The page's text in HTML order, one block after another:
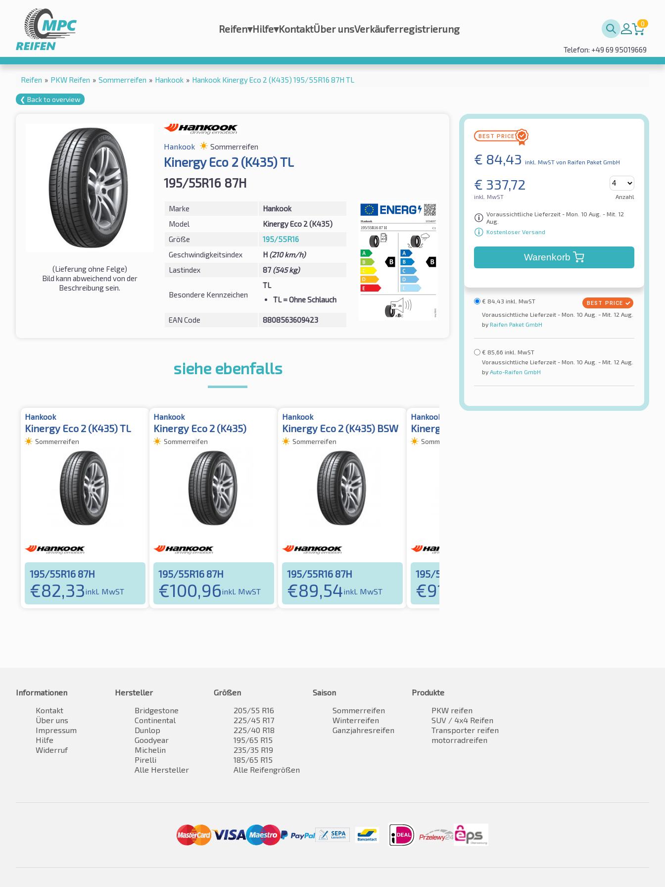
Reifen▾Hilfe▾KontaktÜber unsVerkäuferregistrierung 0
Telefon: +49 69 95019669
Reifen » PKW Reifen » Sommerreifen » Hankook » Hankook Kinergy Eco 2 (K435) 195/55R16 87H TL
❮ Back to overview
(Lieferung ohne Felge)
Bild kann abweichend von der
Beschreibung sein.
Hankook Sommerreifen
Kinergy Eco 2 (K435) TL
195/55R16 87H
Marke
Hankook
Model
Kinergy Eco 2 (K435)
Größe
195/55R16
Geschwindigkeitsindex
H (210 km/h)
Lastindex
87 (545 kg)
Besondere Kennzeichen
TL
TL= Ohne Schlauch
EAN Code 8808563609423
€ 84,43 inkl. MwST von Raifen Paket GmbH
€ 337,72
inkl. MwST Anzahl
Voraussichtliche Lieferzeit - Mon. 10 Aug. - Mit. 12
Aug.
Kostenloser Versand
Warenkorb
€ 84,43 inkl. MwST
Voraussichtliche Lieferzeit - Mon. 10 Aug. - Mit. 12 Aug.
by Raifen Paket GmbH
€ 85,66 inkl. MwST
Voraussichtliche Lieferzeit - Mon. 10 Aug. - Mit. 12 Aug.
by Auto-Raifen GmbH
siehe ebenfalls
Hankook
Kinergy Eco 2 (K435) TL
Sommerreifen
195/55R16 87H
€82,33inkl. MwST
Hankook
Kinergy Eco 2 (K435)
Sommerreifen
195/55R16 87H
€100,96inkl. MwST
Hankook
Kinergy Eco 2 (K435) BSW
Sommerreifen
195/55R16 87H
€89,54inkl. MwST
Hankook
Kinergy Eco 2 (K435)
Sommerreifen
195/55R16 87H
€91,64
Informationen
Kontakt
Über uns
Impressum
Hilfe
Widerruf
Hersteller
Bridgestone
Continental
Dunlop
Goodyear
Michelin
Pirelli
Alle Hersteller
Größen
205/55 R16
225/45 R17
225/40 R18
195/65 R15
235/35 R19
185/65 R15
Alle Reifengrößen
Saison
Sommerreifen
Winterreifen
Ganzjahresreifen
Produkte
PKW reifen
SUV / 4x4 Reifen
Transporter reifen
motorradreifen